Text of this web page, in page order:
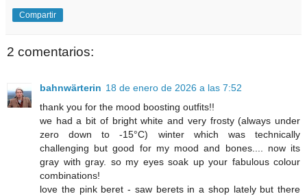
Compartir
2 comentarios:
bahnwärterin 18 de enero de 2026 a las 7:52
thank you for the mood boosting outfits!!
we had a bit of bright white and very frosty (always under
zero down to -15°C) winter which was technically
challenging but good for my mood and bones.... now its
gray with gray. so my eyes soak up your fabulous colour
combinations!
love the pink beret - saw berets in a shop lately but there